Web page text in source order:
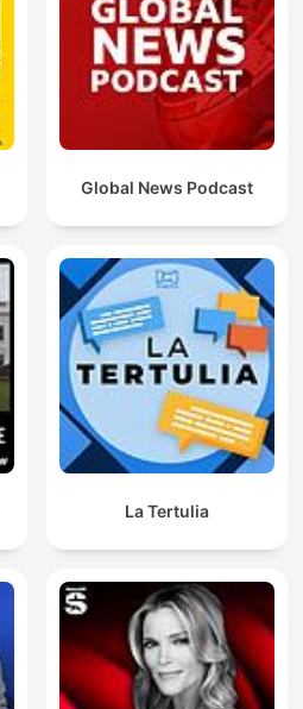
Global News Podcast
La Tertulia